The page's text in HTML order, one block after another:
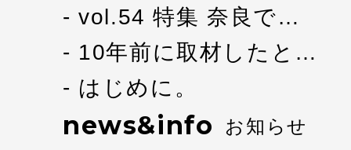
vol.54 特集 奈良で…
10年前に取材したと…
はじめに。
news&info お知らせ